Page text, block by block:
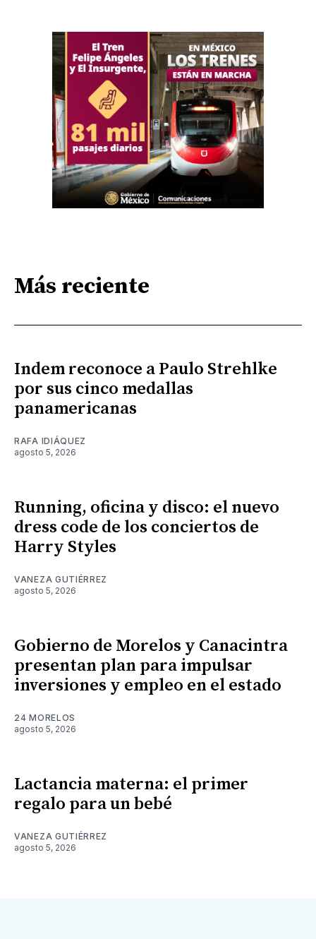
Más reciente
Indem reconoce a Paulo Strehlke
por sus cinco medallas
panamericanas
RAFA IDIÁQUEZ
agosto 5, 2026
Running, oficina y disco: el nuevo
dress code de los conciertos de
Harry Styles
VANEZA GUTIÉRREZ
agosto 5, 2026
Gobierno de Morelos y Canacintra
presentan plan para impulsar
inversiones y empleo en el estado
24 MORELOS
agosto 5, 2026
Lactancia materna: el primer
regalo para un bebé
VANEZA GUTIÉRREZ
agosto 5, 2026